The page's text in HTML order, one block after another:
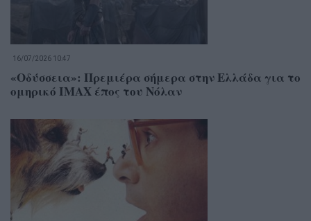
16/07/2026 10:47
«Οδύσσεια»: Πρεμιέρα σήμερα στην Ελλάδα για το
ομηρικό IMAX έπος του Νόλαν